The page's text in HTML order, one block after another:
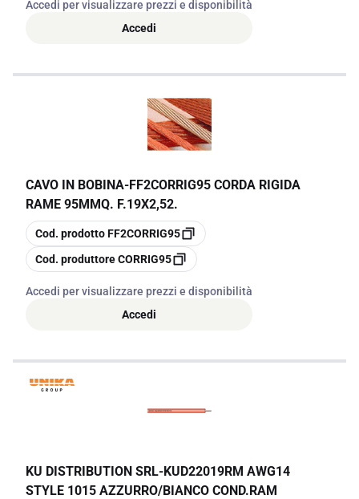
Accedi per visualizzare prezzi e disponibilità
Accedi
CAVO IN BOBINA-FF2CORRIG95 CORDA RIGIDA
RAME 95MMQ. F.19X2,52.
copia
Cod. prodottoFF2CORRIG95
copia
Cod. produttoreCORRIG95
Accedi per visualizzare prezzi e disponibilità
Accedi
KU DISTRIBUTION SRL-KUD22019RM AWG14
STYLE 1015 AZZURRO/BIANCO COND.RAM